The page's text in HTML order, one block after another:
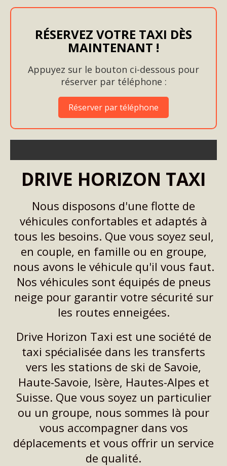
RÉSERVEZ VOTRE TAXI DÈS
MAINTENANT !
Appuyez sur le bouton ci-dessous pour
réserver par téléphone :
Réserver par téléphone
DRIVE HORIZON TAXI
Nous disposons d'une flotte de
véhicules confortables et adaptés à
tous les besoins. Que vous soyez seul,
en couple, en famille ou en groupe,
nous avons le véhicule qu'il vous faut.
Nos véhicules sont équipés de pneus
neige pour garantir votre sécurité sur
les routes enneigées.
Drive Horizon Taxi est une société de
taxi spécialisée dans les transferts
vers les stations de ski de Savoie,
Haute-Savoie, Isère, Hautes-Alpes et
Suisse. Que vous soyez un particulier
ou un groupe, nous sommes là pour
vous accompagner dans vos
déplacements et vous offrir un service
de qualité.